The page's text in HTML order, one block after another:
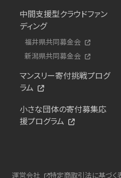
中間支援型クラウドファン
ディング
福井県共同募金会
新潟県共同募金会
マンスリー寄付挑戦プログ
ラム
小さな団体の寄付募集応
援プログラム
運営会社 特定商取引法に基づく